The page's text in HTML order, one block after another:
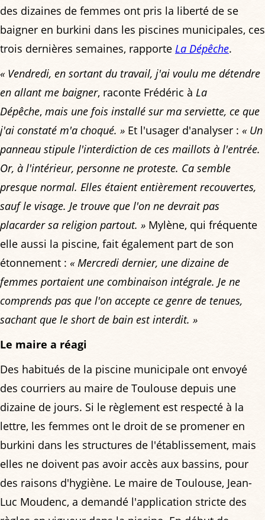
des dizaines de femmes ont pris la liberté de se
baigner en burkini dans les piscines municipales, ces
trois dernières semaines, rapporte La Dépêche.
« Vendredi, en sortant du travail, j'ai voulu me détendre
en allant me baigner, raconte Frédéric à La
Dépêche, mais une fois installé sur ma serviette, ce que
j'ai constaté m'a choqué. » Et l'usager d'analyser : « Un
panneau stipule l'interdiction de ces maillots à l'entrée.
Or, à l'intérieur, personne ne proteste. Ca semble
presque normal. Elles étaient entièrement recouvertes,
sauf le visage. Je trouve que l'on ne devrait pas
placarder sa religion partout. » Mylène, qui fréquente
elle aussi la piscine, fait également part de son
étonnement : « Mercredi dernier, une dizaine de
femmes portaient une combinaison intégrale. Je ne
comprends pas que l'on accepte ce genre de tenues,
sachant que le short de bain est interdit. »
Le maire a réagi
Des habitués de la piscine municipale ont envoyé
des courriers au maire de Toulouse depuis une
dizaine de jours. Si le règlement est respecté à la
lettre, les femmes ont le droit de se promener en
burkini dans les structures de l'établissement, mais
elles ne doivent pas avoir accès aux bassins, pour
des raisons d'hygiène. Le maire de Toulouse, Jean-
Luc Moudenc, a demandé l'application stricte des